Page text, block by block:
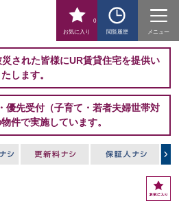
お気に入り
0
閲覧履歴
メニュー
された皆様にUR賃貸住宅を提供い
たします。
優先受付（子育て・若者夫婦世帯対
件で実施しています。
お
気